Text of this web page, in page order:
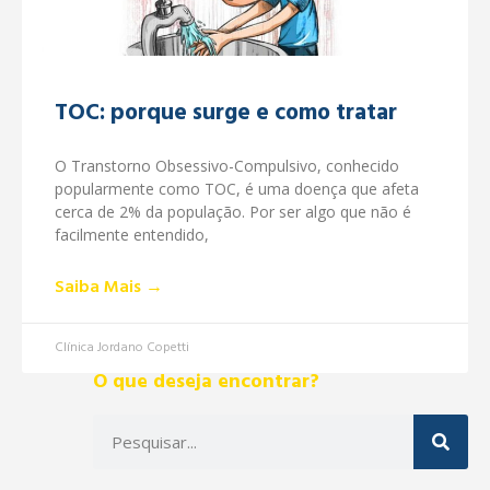
TOC: porque surge e como tratar
O Transtorno Obsessivo-Compulsivo, conhecido
popularmente como TOC, é uma doença que afeta
cerca de 2% da população. Por ser algo que não é
facilmente entendido,
Saiba Mais →
Clínica Jordano Copetti
O que deseja encontrar?